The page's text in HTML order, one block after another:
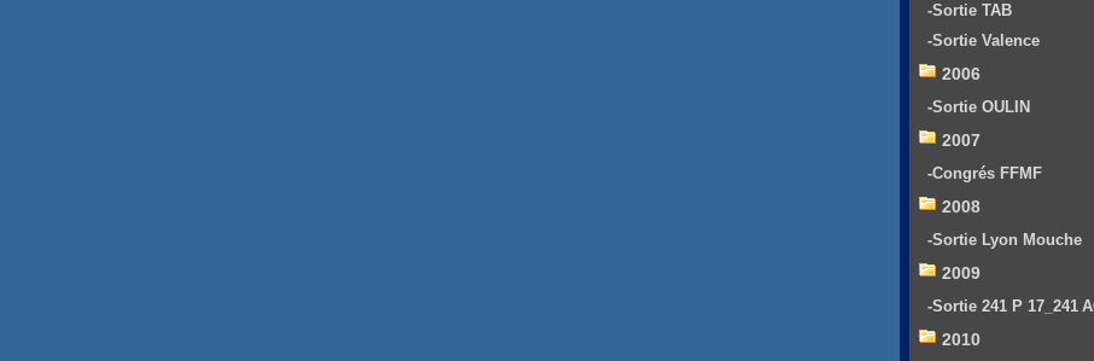
-Sortie TAB
-Sortie Valence
2006
-Sortie OULIN
2007
-Congrés FFMF
2008
-Sortie Lyon Mouche
2009
-Sortie 241 P 17_241
2010